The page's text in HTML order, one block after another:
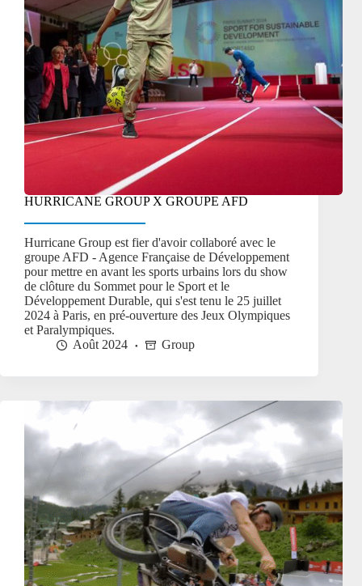
HURRICANE GROUP X GROUPE AFD
Hurricane Group est fier d'avoir collaboré avec le
groupe AFD - Agence Française de Développement
pour mettre en avant les sports urbains lors du show
de clôture du Sommet pour le Sport et le
Développement Durable, qui s'est tenu le 25 juillet
2024 à Paris, en pré-ouverture des Jeux Olympiques
et Paralympiques.
Août 2024
Group